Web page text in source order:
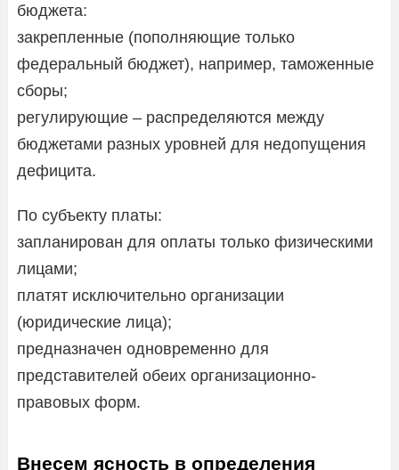
бюджета:
закрепленные (пополняющие только
федеральный бюджет), например, таможенные
сборы;
регулирующие – распределяются между
бюджетами разных уровней для недопущения
дефицита.
По субъекту платы:
запланирован для оплаты только физическими
лицами;
платят исключительно организации
(юридические лица);
предназначен одновременно для
представителей обеих организационно-
правовых форм.
Внесем ясность в определения